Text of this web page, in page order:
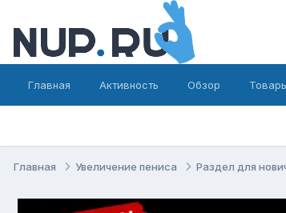
Главная Активность Обзор
Главная Увеличение пениса Раздел для